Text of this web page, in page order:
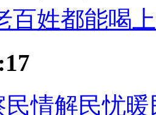
百姓都能喝
情解民忧